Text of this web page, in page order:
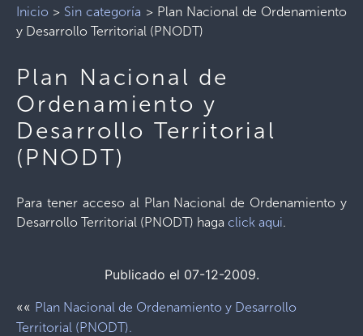
Inicio > Sin categoría > Plan Nacional de Ordenamiento
y Desarrollo Territorial (PNODT)
Plan Nacional de
Ordenamiento y
Desarrollo Territorial
(PNODT)
Para tener acceso al Plan Nacional de Ordenamiento y
Desarrollo Territorial (PNODT) haga click aqui.
Publicado el 07-12-2009.
«« Plan Nacional de Ordenamiento y Desarrollo
Territorial (PNODT).